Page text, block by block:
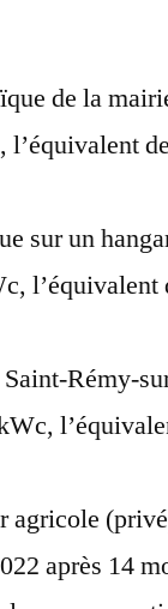
de la
sur un
Rémy-
agricole
après 14